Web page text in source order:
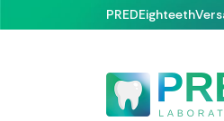
Se rendre au contenu
PREDEighteeth